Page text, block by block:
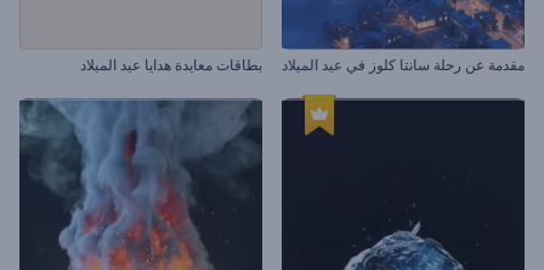
مقدمة عن رحلة سانتا كلوز في عيد الميلاد بطاقات معايدة هدايا عيد الميلاد